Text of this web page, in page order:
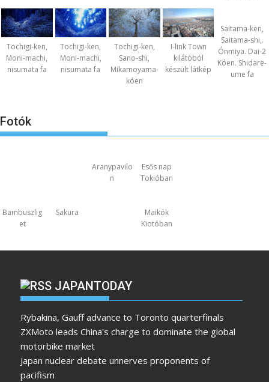
Tochigi-ken,
Moni-machi,
nisumata fa
Tochigi-ken,
Moni-machi,
nisumata fa
Tochigi-ken,
Sano-shi,
Mikamoyama-
kóen
I-link Town
kilátóból
készült látkép
Saitama-ken,
Saitama-shi,.
Ónmiya. Dai-2
Kóen. Shidare-
ume fa
Fotók
Aranypavilo
n
Esős nap
Tokióban
Bambuszlig
et
Sakura
Maikók
Kiotóban
JAPANTODAY
Rybakina, Gauff advance to Toronto quarterfinals
ZXMoto leads China's charge to dominate the global
motorbike market
Japan nuclear debate unnerves proponents of
pacifism